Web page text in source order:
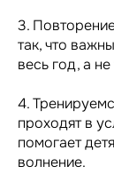
3.
так, что
весь год, а
4.
проходят в
помогает
волнение.